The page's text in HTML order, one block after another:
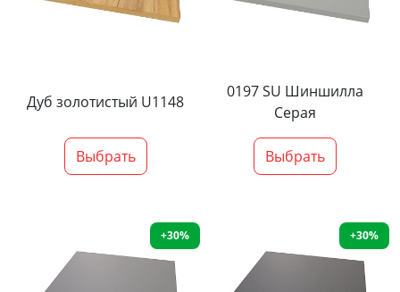
Дуб золотистый U1148
Выбрать
0197 SU Шиншилла
Серая
Выбрать
+30% +30%